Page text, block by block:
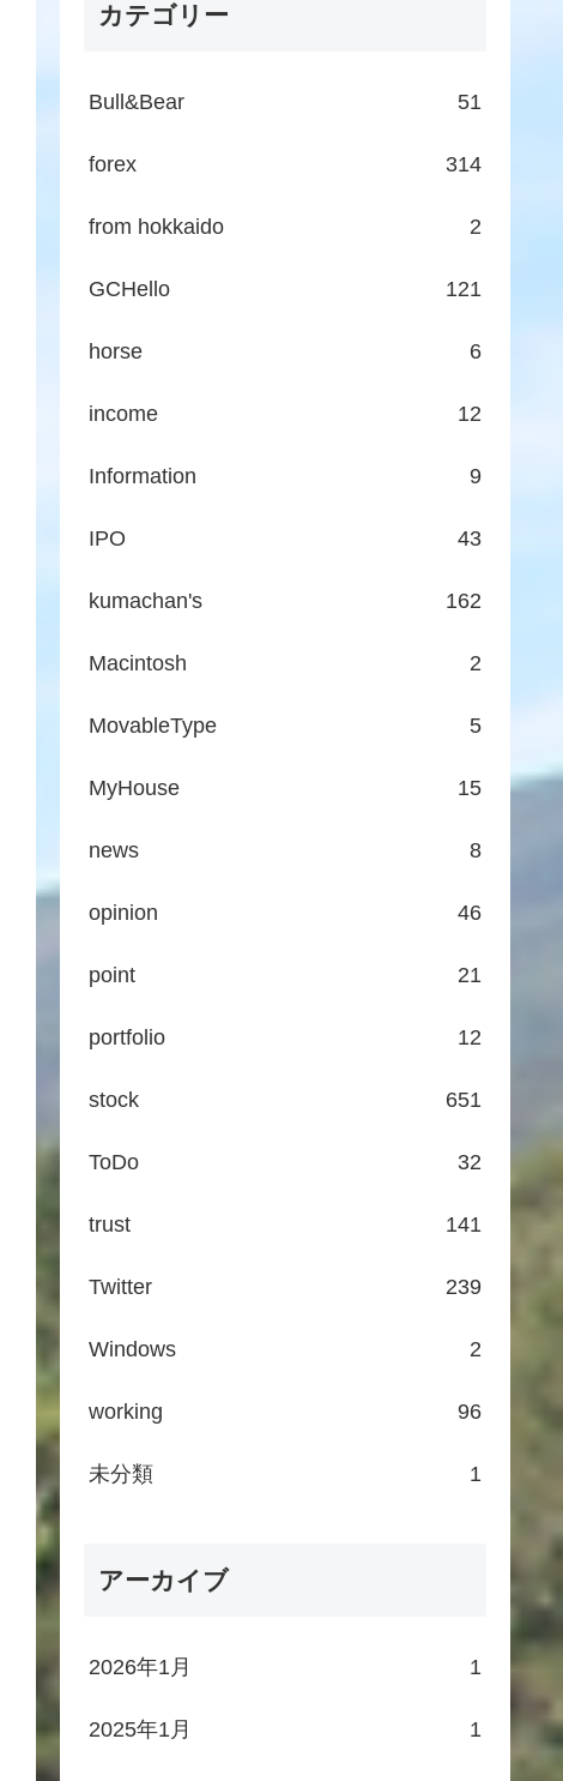
カテゴリー
Bull&Bear 51
forex 314
from hokkaido 2
GCHello 121
horse 6
income 12
Information 9
IPO 43
kumachan's 162
Macintosh 2
MovableType 5
MyHouse 15
news 8
opinion 46
point 21
portfolio 12
stock 651
ToDo 32
trust 141
Twitter 239
Windows 2
working 96
未分類 1
アーカイブ
2026年1月 1
2025年1月 1